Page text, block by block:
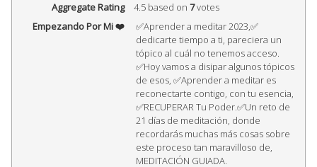
Aggregate Rating 4.5 based on7votes
Empezando Por Mi ❤️
✅Aprender a meditar 2023,✅
dedicarte tiempo a ti, pareciera un
tópico al cuál no tenemos acceso.
✅Hoy vamos a disipar algunos tópicos
de esos, ✅Aprender a meditar es
reconectarte contigo, con tu esencia,
✅RECUPERAR Tu Poder.✅Un reto de
21 días de meditación, donde
recordarás muchas más cosas sobre
este proceso tan maravilloso de,
MEDITACIÓN GUIADA.